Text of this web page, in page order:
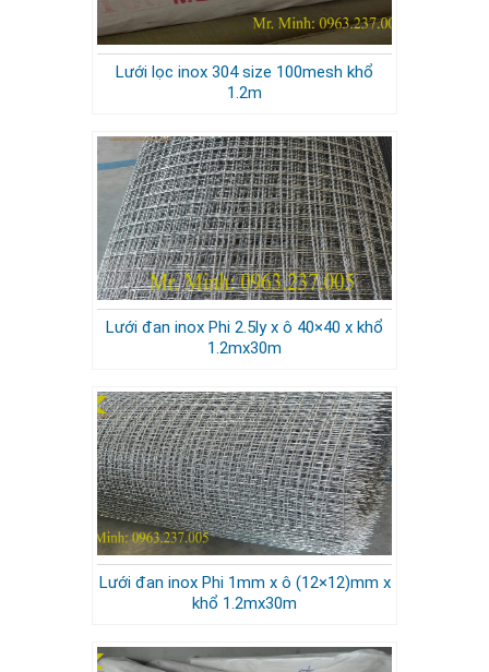
Lưới lọc inox 304 size 100mesh khổ
1.2m
Lưới đan inox Phi 2.5ly x ô 40×40 x khổ
1.2mx30m
Lưới đan inox Phi 1mm x ô (12×12)mm x
khổ 1.2mx30m